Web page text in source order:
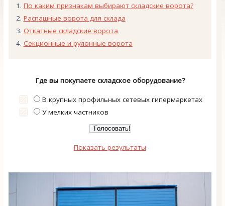
По каким признакам выбирают складские ворота?
Распашные ворота для склада
Откатные складские ворота
Секционные и рулонные ворота
Где вы покупаете складское оборудование?
В крупных профильных сетевых гипермаркетах
У мелких частников
Показать результаты